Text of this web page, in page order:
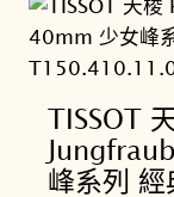
TISSOT
峰系列